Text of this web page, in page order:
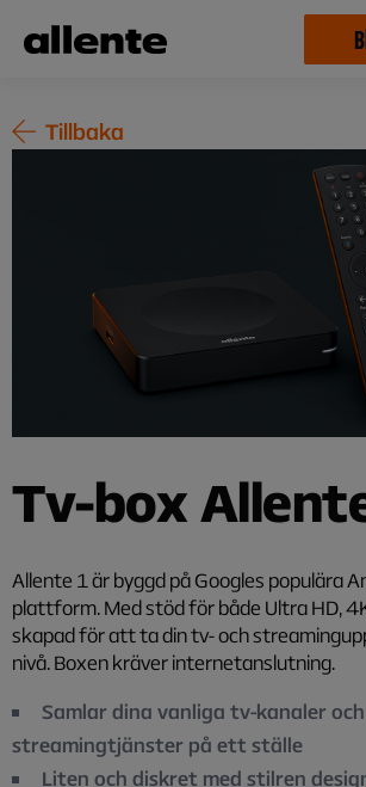
Tillbaka
Tv-box
Allente 1 är byggd på Googles populära
plattform. Med stöd för både Ultra HD,
skapad för att ta din tv- och
nivå. Boxen kräver internetanslutning.
Samlar dina vanliga tv-kanaler och
streamingtjänster på ett ställe
Liten och diskret med stilren